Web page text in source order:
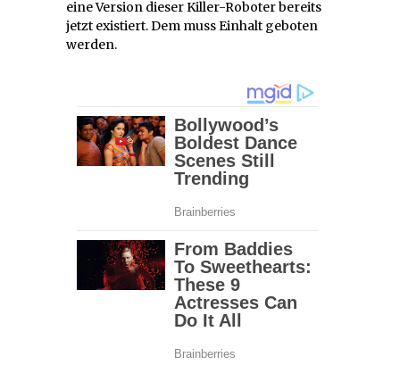
eine Version dieser Killer-Roboter bereits
jetzt existiert. Dem muss Einhalt geboten
werden.